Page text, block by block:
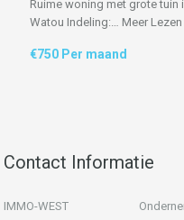
Ruime woning met grote tuin
Watou Indeling:… Meer Lezen
€750 Per maand
Contact Informatie
IMMO-WEST